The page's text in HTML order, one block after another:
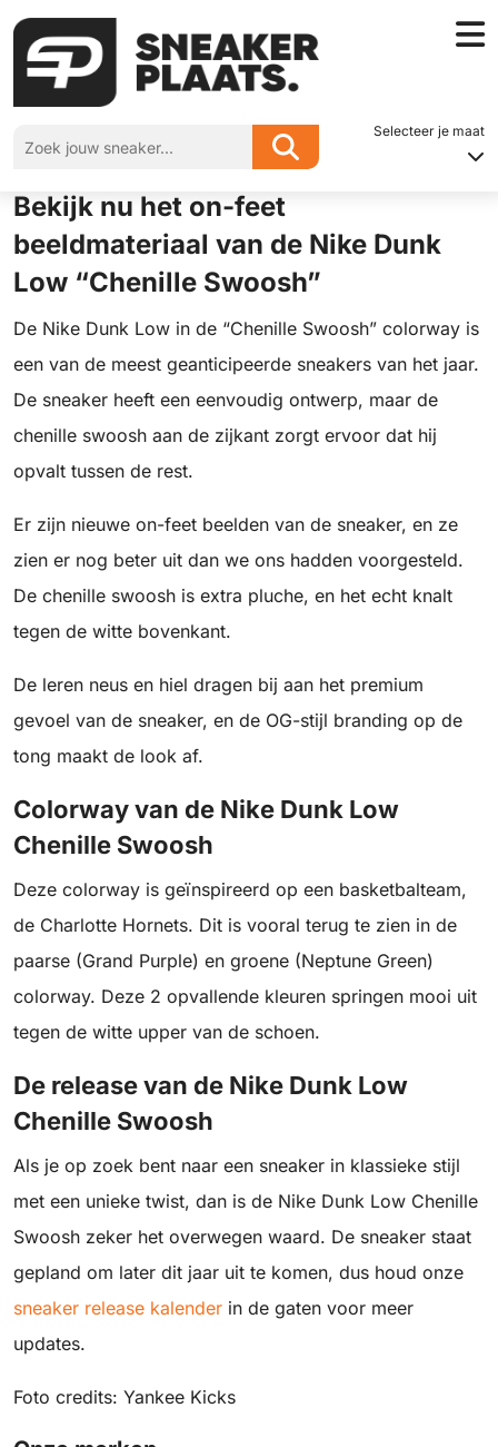
Selecteer je maat
Home»Bekijk nu het on-feet beeldmateriaal van de Nike Dunk Low “Chenille
Swoosh”
Bekijk nu het on-feet
beeldmateriaal van de Nike Dunk
Low “Chenille Swoosh”
De Nike Dunk Low in de “Chenille Swoosh” colorway is
een van de meest geanticipeerde sneakers van het jaar.
De sneaker heeft een eenvoudig ontwerp, maar de
chenille swoosh aan de zijkant zorgt ervoor dat hij
opvalt tussen de rest.
Er zijn nieuwe on-feet beelden van de sneaker, en ze
zien er nog beter uit dan we ons hadden voorgesteld.
De chenille swoosh is extra pluche, en het echt knalt
tegen de witte bovenkant.
De leren neus en hiel dragen bij aan het premium
gevoel van de sneaker, en de OG-stijl branding op de
tong maakt de look af.
Colorway van de Nike Dunk Low
Chenille Swoosh
Deze colorway is geïnspireerd op een basketbalteam,
de Charlotte Hornets. Dit is vooral terug te zien in de
paarse (Grand Purple) en groene (Neptune Green)
colorway. Deze 2 opvallende kleuren springen mooi uit
tegen de witte upper van de schoen.
De release van de Nike Dunk Low
Chenille Swoosh
Als je op zoek bent naar een sneaker in klassieke stijl
met een unieke twist, dan is de Nike Dunk Low Chenille
Swoosh zeker het overwegen waard. De sneaker staat
gepland om later dit jaar uit te komen, dus houd onze
sneaker release kalender in de gaten voor meer
updates.
Foto credits: Yankee Kicks